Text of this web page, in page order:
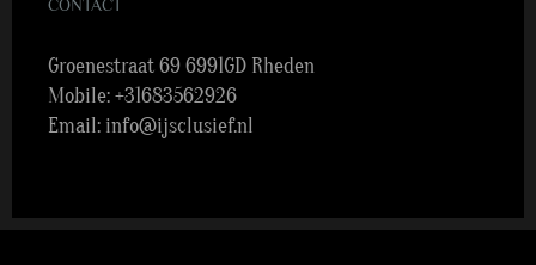
CONTACT
Groenestraat 69 6991GD Rheden
Mobile:+31683562926
Email: info@ijsclusief.nl